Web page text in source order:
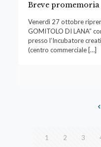
Breve promemoria
Venerdì 27 ottobre
GOMITOLO DI LANA”
presso l’Incubatore
(centro commerciale[…]
1 2 3